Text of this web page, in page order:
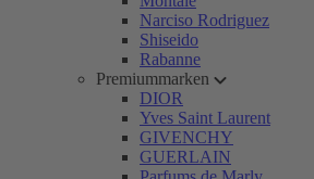
Narciso Rodriguez
Shiseido
Rabanne
Premiummarken
DIOR
Yves Saint Laurent
GIVENCHY
GUERLAIN